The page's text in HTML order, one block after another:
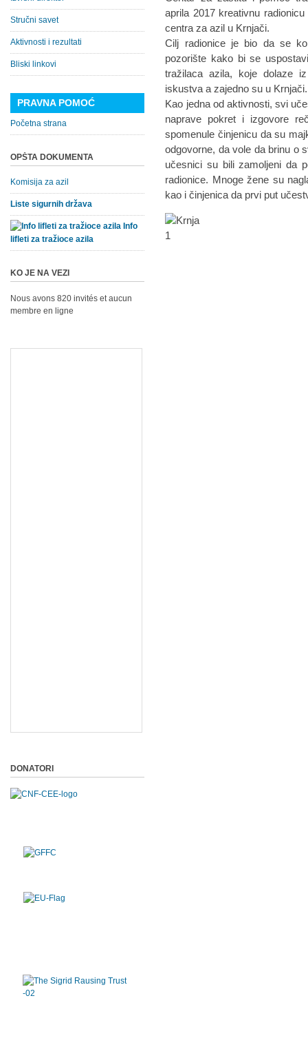
aprila 2017 kreativnu
centra za azil u Krnjači.
Cilj radionice je bio da se
pozorište kako bi se
tražilaca azila, koje dolaze
iskustva a zajedno su u Krnjači.
Kao jedna od aktivnosti, svi
naprave pokret i izgovore
spomenule činjenicu da su
odgovorne, da vole da brinu o
učesnici su bili zamoljeni da
radionice. Mnoge žene su
kao i činjenica da prvi put
Stručni savet
Aktivnosti i rezultati
Bliski linkovi
PRAVNA POMOĆ
Početna strana
OPŠTA DOKUMENTA
Komisija za azil
Liste sigurnih država
Info
lifleti za tražioce azila
KO JE NA VEZI
Nous avons 820 invités et aucun
membre en ligne
DONATORI